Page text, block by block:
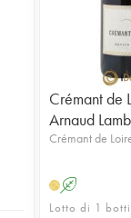
Crémant de
Arnaud
Crémant de
HA
Lotto di 1